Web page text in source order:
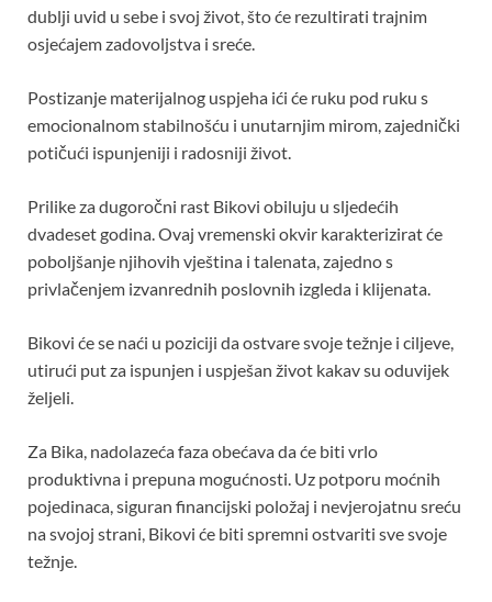
dublji uvid u sebe i svoj život, što će rezultirati trajnim
osjećajem zadovoljstva i sreće.
Postizanje materijalnog uspjeha ići će ruku pod ruku s
emocionalnom stabilnošću i unutarnjim mirom, zajednički
potičući ispunjeniji i radosniji život.
Prilike za dugoročni rast Bikovi obiluju u sljedećih
dvadeset godina. Ovaj vremenski okvir karakterizirat će
poboljšanje njihovih vještina i talenata, zajedno s
privlačenjem izvanrednih poslovnih izgleda i klijenata.
Bikovi će se naći u poziciji da ostvare svoje težnje i ciljeve,
utirući put za ispunjen i uspješan život kakav su oduvijek
željeli.
Za Bika, nadolazeća faza obećava da će biti vrlo
produktivna i prepuna mogućnosti. Uz potporu moćnih
pojedinaca, siguran financijski položaj i nevjerojatnu sreću
na svojoj strani, Bikovi će biti spremni ostvariti sve svoje
težnje.